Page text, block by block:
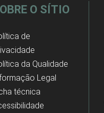
O SÍTIO
de
da Qualidade
Legal
técnica